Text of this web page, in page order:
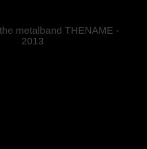
metalband THENAME -
2013